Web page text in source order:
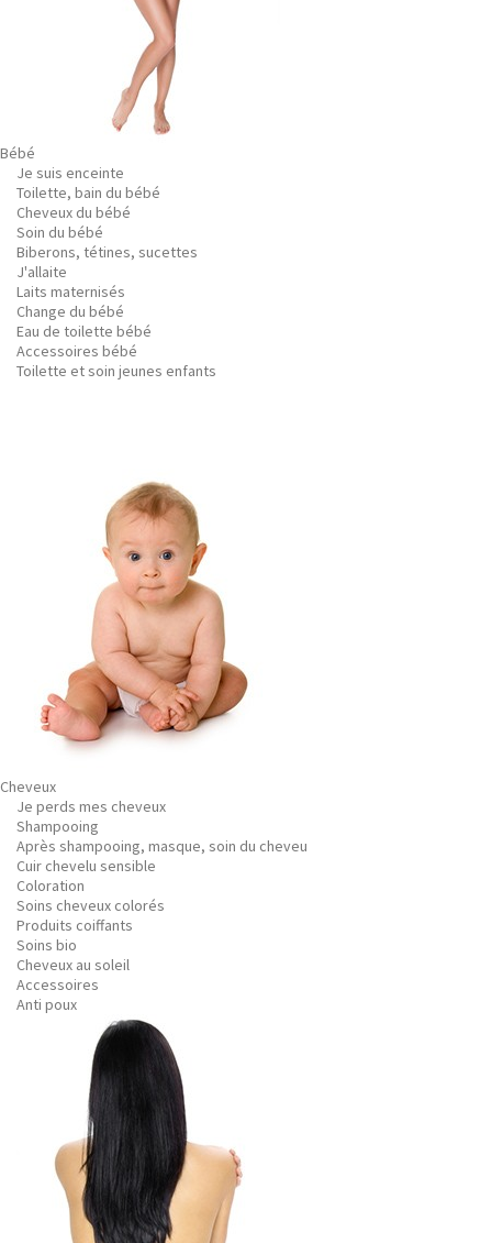
Bébé
Je suis enceinte
Toilette, bain du bébé
Cheveux du bébé
Soin du bébé
Biberons, tétines, sucettes
J'allaite
Laits maternisés
Change du bébé
Eau de toilette bébé
Accessoires bébé
Toilette et soin jeunes enfants
Cheveux
Je perds mes cheveux
Shampooing
Après shampooing, masque, soin du cheveu
Cuir chevelu sensible
Coloration
Soins cheveux colorés
Produits coiffants
Soins bio
Cheveux au soleil
Accessoires
Anti poux